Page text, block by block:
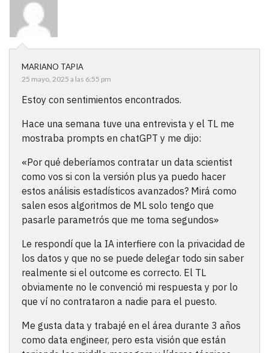
MARIANO TAPIA
25 mayo, 2025 a las 6:55 pm
Estoy con sentimientos encontrados.
Hace una semana tuve una entrevista y el TL me
mostraba prompts en chatGPT y me dijo:
«Por qué deberíamos contratar un data scientist
como vos si con la versión plus ya puedo hacer
estos análisis estadísticos avanzados? Mirá como
salen esos algoritmos de ML solo tengo que
pasarle parametrós que me toma segundos»
Le respondí que la IA interfiere con la privacidad de
los datos y que no se puede delegar todo sin saber
realmente si el outcome es correcto. El TL
obviamente no le convenció mi respuesta y por lo
que ví no contrataron a nadie para el puesto.
Me gusta data y trabajé en el área durante 3 años
como data engineer, pero esta visión que están